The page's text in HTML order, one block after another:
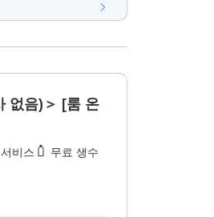
없음)＞ [룸 온
비스
무료 생수